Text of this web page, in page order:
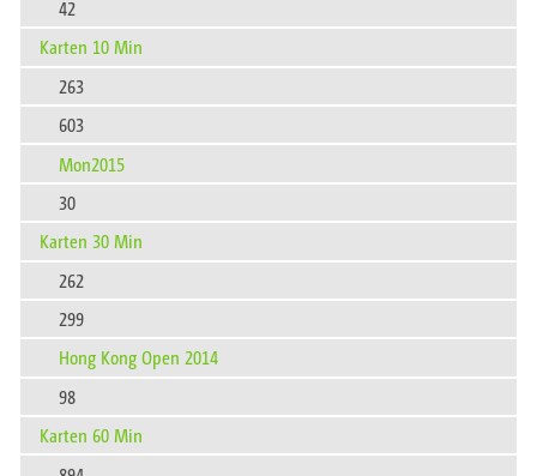
42
Karten 10 Min
263
603
Mon2015
30
Karten 30 Min
262
299
Hong Kong Open 2014
98
Karten 60 Min